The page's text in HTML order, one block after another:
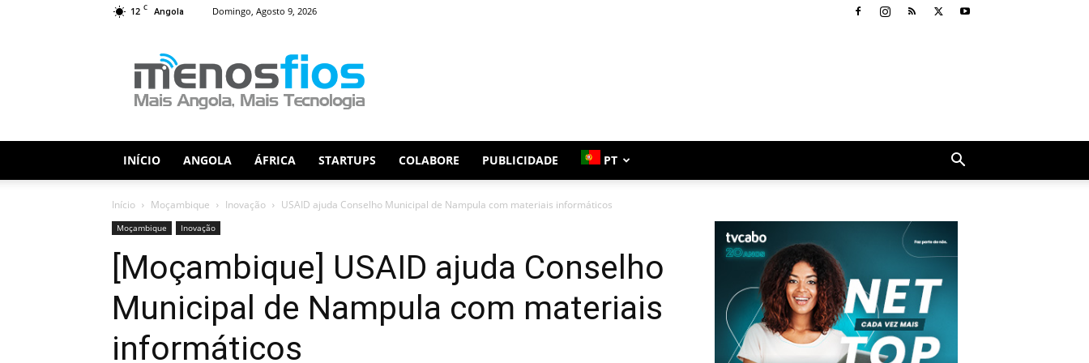
12 C Angola Domingo, Agosto 9, 2026
Fios
INÍCIO ANGOLA ÁFRICA STARTUPS COLABORE PUBLICIDADE PT
Início Moçambique Inovação USAID ajuda Conselho Municipal de Nampula com materiais informáticos
Moçambique Inovação
[Moçambique] USAID ajuda Conselho
Municipal de Nampula com materiais
informáticos